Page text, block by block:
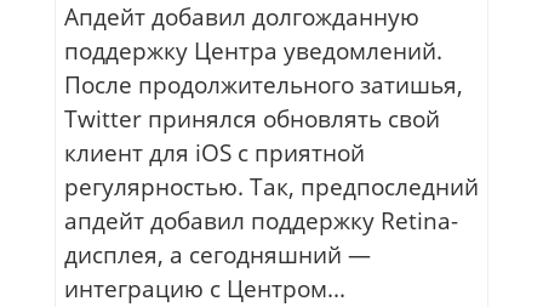
Апдейт добавил долгожданную
поддержку Центра уведомлений.
После продолжительного затишья,
Twitter принялся обновлять свой
клиент для iOS с приятной
регулярностью. Так, предпоследний
апдейт добавил поддержку Retina-
дисплея, а сегодняшний —
интеграцию с Центром...